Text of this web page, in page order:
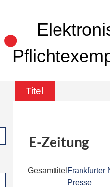
Titel
E-Zeitung
Gesamttitel Frankfurter
Presse